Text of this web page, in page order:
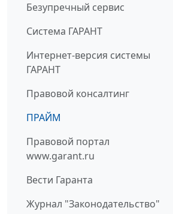
Безупречный сервис
Система ГАРАНТ
Интернет-версия системы
ГАРАНТ
Правовой консалтинг
ПРАЙМ
Правовой портал
www.garant.ru
Вести Гаранта
Журнал "Законодательство"